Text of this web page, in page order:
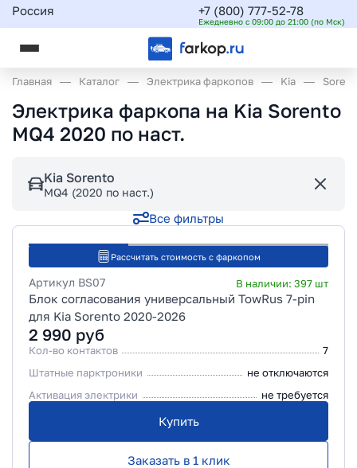
Россия +7 (800) 777-52-78
Ежедневно с 09:00 до 21:00 (по Мск)
Главная Каталог Электрика фаркопов Kia
Электрика фаркопа на Kia Sorento
MQ4 2020 по наст.
Kia Sorento
MQ4 (2020 по наст.)
Все фильтры
Рассчитать стоимость с фаркопом
Артикул BS07 В наличии: 397 шт
Блок согласования универсальный TowRus 7-pin
для Kia Sorento 2020-2026
2 990 руб
Кол-во контактов
7
Штатные парктроники
не отключаются
Активация электрики
не требуется
Купить
Заказать в 1 клик